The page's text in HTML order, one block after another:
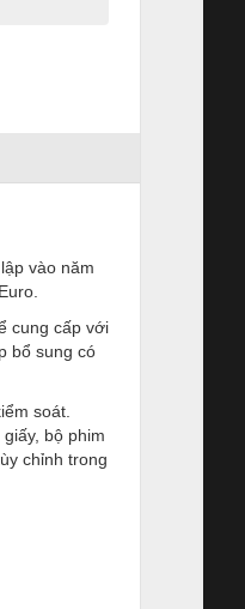
vào năm
cung cấp với
bổ sung có
soát.
bộ phim
chỉnh trong